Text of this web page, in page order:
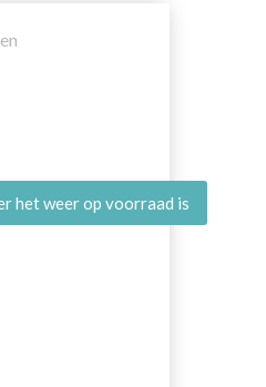
het weer op voorraad is